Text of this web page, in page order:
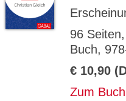
96
Buch,
€ 10,90
Zum Buch